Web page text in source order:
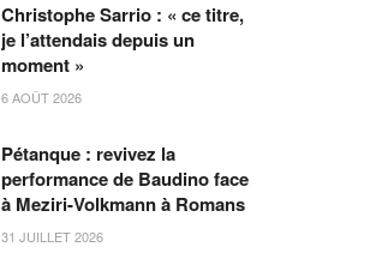
Christophe Sarrio : « ce titre,
je l’attendais depuis un
moment »
6 AOÛT 2026
Pétanque : revivez la
performance de Baudino face
à Meziri-Volkmann à Romans
31 JUILLET 2026